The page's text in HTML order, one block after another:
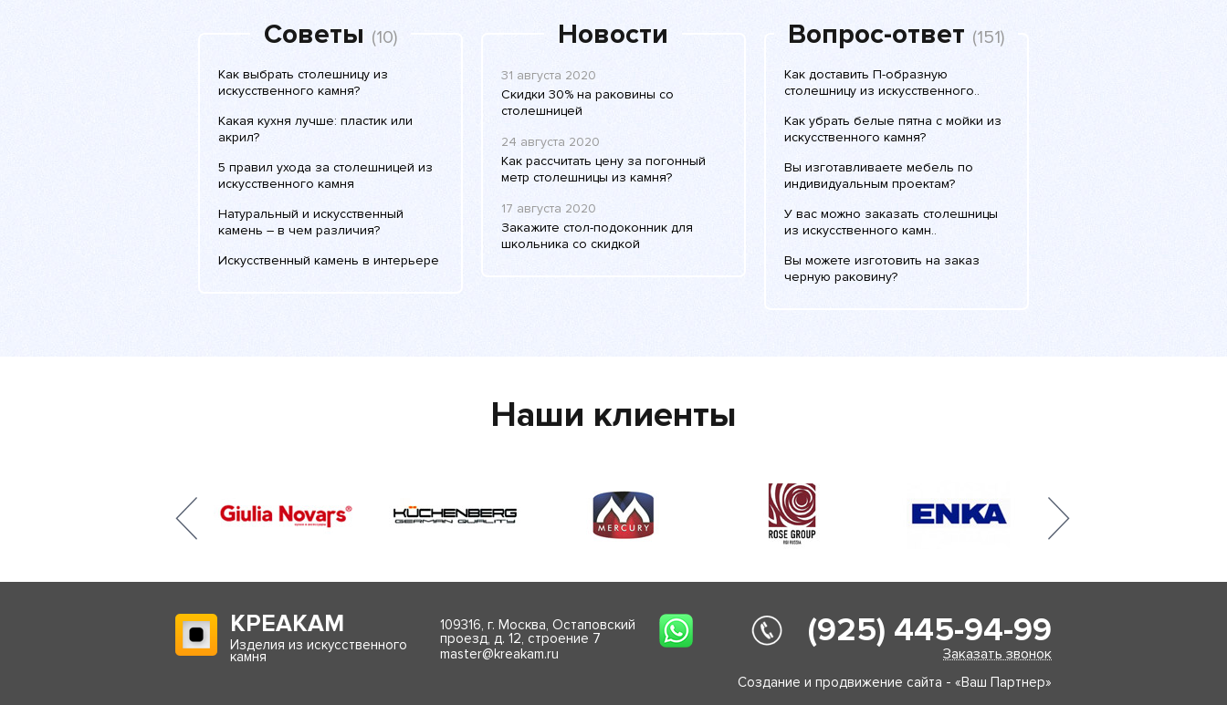
Советы (10)
Как выбрать столешницу из
искусственного камня?
Какая кухня лучше: пластик или
акрил?
5 правил ухода за столешницей из
искусственного камня
Натуральный и искусственный
камень – в чем различия?
Искусственный камень в интерьере
Новости
31 августа 2020
Скидки 30% на раковины со
столешницей
24 августа 2020
Как рассчитать цену за погонный
метр столешницы из камня?
17 августа 2020
Закажите стол-подоконник для
школьника со скидкой
Вопрос-ответ (151)
Как доставить П-образную
столешницу из искусственного..
Как убрать белые пятна с мойки из
искусственного камня?
Вы изготавливаете мебель по
индивидуальным проектам?
У вас можно заказать столешницы
из искусственного камн..
Вы можете изготовить на заказ
черную раковину?
Наши клиенты
КРЕАКАМ
Изделия из искусственного
камня
109316, г. Москва, Остаповский
проезд, д. 12, строение 7
master@kreakam.ru
(925) 445-94-99
Заказать звонок
Создание и продвижение сайта - «Ваш Партнер»